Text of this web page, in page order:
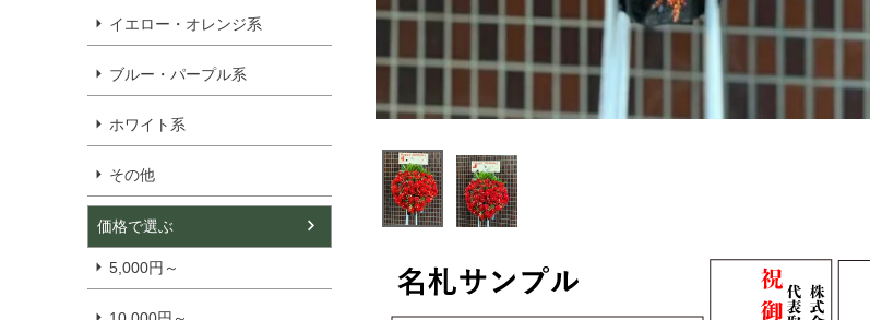
イエロー・オレンジ系
ブルー・パープル系
ホワイト系
その他
価格で選ぶ
5,000円～